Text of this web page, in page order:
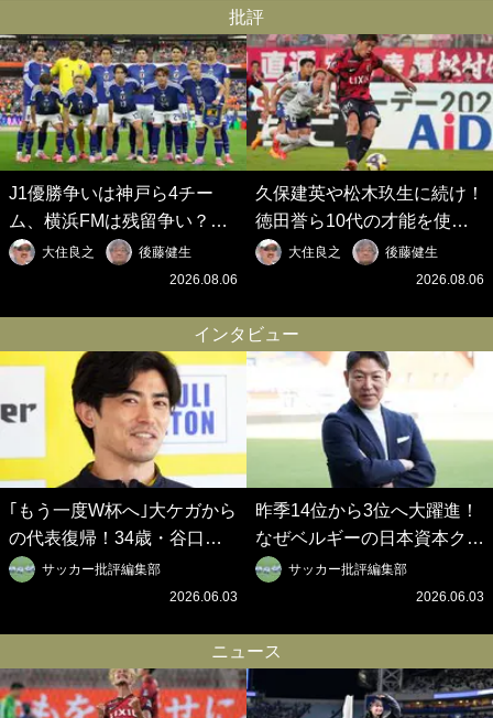
批評
J1優勝争いは神戸ら4チー
ム、横浜FMは残留争い？大
混戦のJ2はRB大宮に注目！
歴代最強の日本代表をJリー
の秋春制｣の大激論】(6)
大住良之
後藤健生
2026.08.06
久保建英や松木玖生に続け！
徳田誉ら10代の才能を使い
切れないJクラブの課題と、
｢0円欧州移籍｣撲滅への処方
春制｣の大激論】(5)
大住良之
後藤健生
2026.08.06
インタビュー
｢もう一度W杯へ｣大ケガから
の代表復帰！34歳・谷口彰
悟の奇跡を支えた日本資本の
ベルギークラブ、次なる野望
ロイデン立石敬之CEOの世
界戦略】(2)
サッカー批評編集部
2026.06.03
昨季14位から3位へ大躍進！
なぜベルギーの日本資本クラ
ブは創設102年目に歴史的快
挙を成し遂げられたのか？
之CEOの世界戦略】(1)
サッカー批評編集部
2026.06.03
ニュース